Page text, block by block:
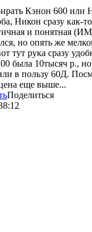
Кэнон 600 или
Никон сразу как-
и понятная
но опять же
тут рука сразу
была 10тысяч р.,
в пользу 60Д.
еще выше...
Поделиться